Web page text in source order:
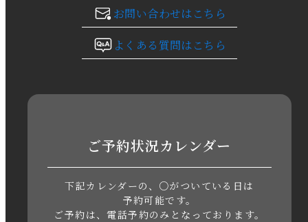
2023年10月
2023年8月
2023年5月
お問い合わせはこちら
よくある質問はこちら
ご予約状況カレンダー
下記カレンダーの、○がついている日は
予約可能です。
ご予約は、電話予約のみとなっております。